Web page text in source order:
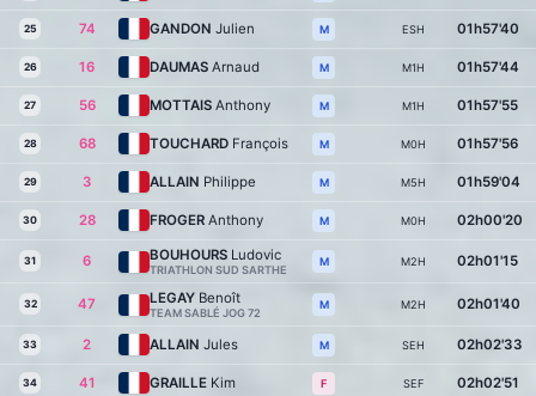
25 74 GANDON Julien M ESH 01h57'40
26 16 DAUMAS Arnaud M M1H 01h57'44
27 56 MOTTAIS Anthony M M1H 01h57'55
28 68 TOUCHARD François M M0H 01h57'56
29 3 ALLAIN Philippe M M5H 01h59'04
30 28 FROGER Anthony M M0H 02h00'20
31 6 BOUHOURS Ludovic
TRIATHLON SUD SARTHE
M M2H 02h01'15
32 47 LEGAY Benoît
TEAM SABLÉ JOG 72
M M2H 02h01'40
33 2 ALLAIN Jules M SEH 02h02'33
34 41 GRAILLE Kim F SEF 02h02'51